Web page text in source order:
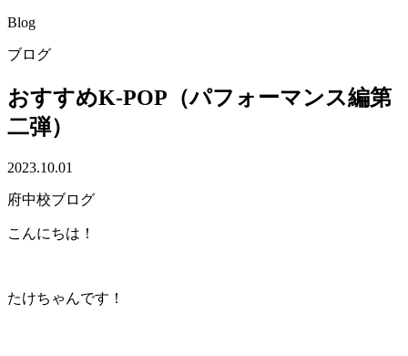
Blog
ブログ
おすすめK-POP（パフォーマンス編第
二弾）
2023.10.01
府中校ブログ
こんにちは！
たけちゃんです！